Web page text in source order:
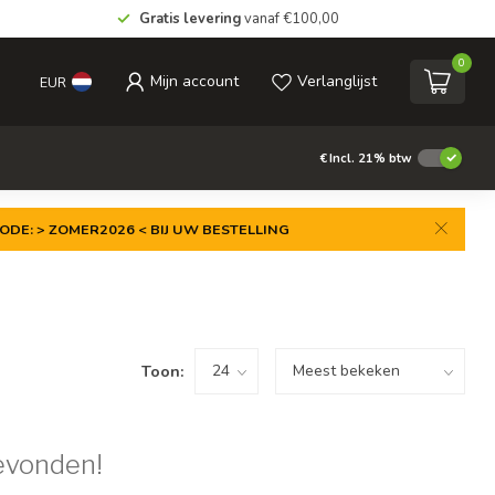
Gratis leveringvanaf €100,00
EUR Mijn account Verlanglijst
0
€Incl. 21% btw
> ZOMER2026 < BIJ UW BESTELLING
Toon: